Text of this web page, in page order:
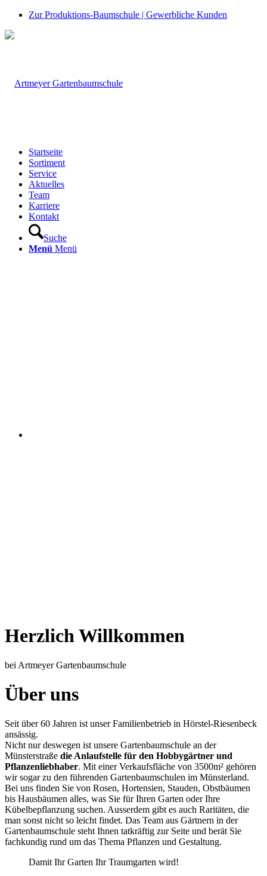
Zur Produktions-Baumschule | Gewerbliche Kunden
Startseite
Sortiment
Service
Aktuelles
Team
Karriere
Kontakt
Suche
Menü Menü
Herzlich Willkommen
bei Artmeyer Gartenbaumschule
Über uns
Seit über 60 Jahren ist unser Familienbetrieb in Hörstel-Riesenbeck
ansässig.
Nicht nur deswegen ist unsere Gartenbaumschule an der
Münsterstraße die Anlaufstelle für den Hobbygärtner und
Pflanzenliebhaber. Mit einer Verkaufsfläche von 3500m² gehören
wir sogar zu den führenden Gartenbaumschulen im Münsterland.
Bei uns finden Sie von Rosen, Hortensien, Stauden, Obstbäumen
bis Hausbäumen alles, was Sie für Ihren Garten oder Ihre
Kübelbepflanzung suchen. Ausserdem gibt es auch Raritäten, die
man sonst nicht so leicht findet. Das Team aus Gärtnern in der
Gartenbaumschule steht Ihnen tatkräftig zur Seite und berät Sie
fachkundig rund um das Thema Pflanzen und Gestaltung.
Damit Ihr Garten Ihr Traumgarten wird!